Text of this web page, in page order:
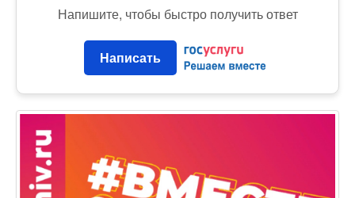
Напишите, чтобы быстро получить ответ
Написать